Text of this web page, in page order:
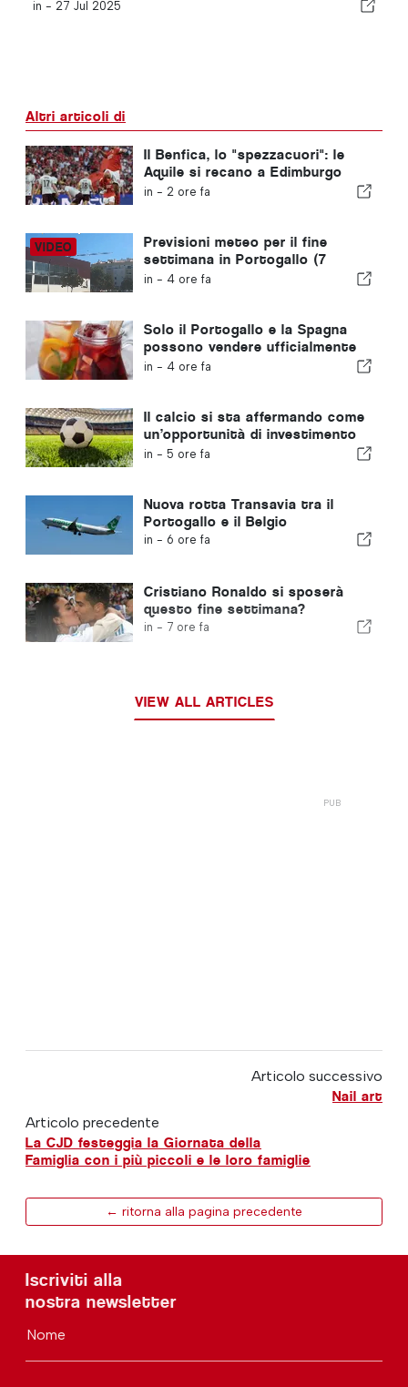
in - 27 Jul 2025
Altri articoli di
Il Benfica, lo "spezzacuori": le
Aquile si recano a Edimburgo
con un piede già nella fase
in - 2 ore fa
Previsioni meteo per il fine
settimana in Portogallo (7
agosto): cosa aspettarsi in
in - 4 ore fa
Solo il Portogallo e la Spagna
possono vendere ufficialmente
la “sangria” con quel nome
in - 4 ore fa
Il calcio si sta affermando come
un’opportunità di investimento
in crescita in tutta Europa
in - 5 ore fa
Nuova rotta Transavia tra il
Portogallo e il Belgio
in - 6 ore fa
Cristiano Ronaldo si sposerà
questo fine settimana?
in - 7 ore fa
VIEW ALL ARTICLES
Articolo successivo
Nail art
Articolo precedente
La CJD festeggia la Giornata della
Famiglia con i più piccoli e le loro famiglie
← ritorna alla pagina precedente
Iscriviti alla
nostra newsletter
Nome